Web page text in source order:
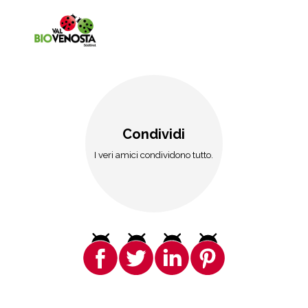
Condividi
I veri amici condividono tutto.